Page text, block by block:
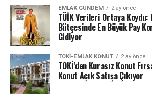
EMLAK GÜNDEM 2 ay önce
TÜİK Verileri Ortaya Koydu:
Bütçesinde En Büyük Pay
Gidiyor
TOKI-EMLAK KONUT 2 ay önce
TOKİ’den Kurasız Konut
Konut Açık Satışa Çıkıyor